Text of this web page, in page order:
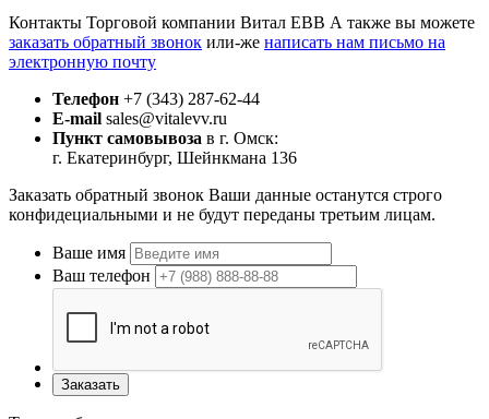
Контакты Торговой компании Витал ЕВВ А также вы можете
заказать обратный звонок или-же написать нам письмо на
электронную почту
Телефон +7 (343) 287-62-44
E-mail sales@vitalevv.ru
Пункт самовывоза в г. Омск:
г. Екатеринбург, Шейнкмана 136
Заказать обратный звонок Ваши данные останутся строго
конфидециальными и не будут переданы третьим лицам.
Ваше имя
Ваш телефон
Заказать